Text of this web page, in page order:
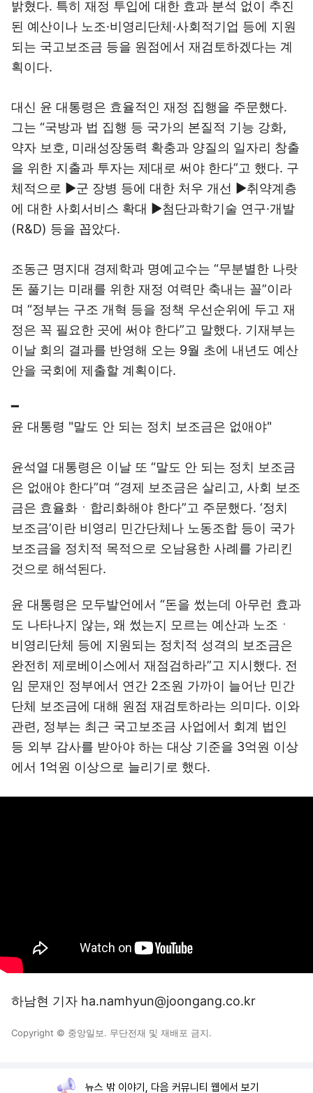
밝혔다. 특히 재정 투입에 대한 효과 분석 없이 추진
된 예산이나 노조·비영리단체·사회적기업 등에 지원
되는 국고보조금 등을 원점에서 재검토하겠다는 계
획이다.
대신 윤 대통령은 효율적인 재정 집행을 주문했다.
그는 “국방과 법 집행 등 국가의 본질적 기능 강화,
약자 보호, 미래성장동력 확충과 양질의 일자리 창출
을 위한 지출과 투자는 제대로 써야 한다”고 했다. 구
체적으로 ▶군 장병 등에 대한 처우 개선 ▶취약계층
에 대한 사회서비스 확대 ▶첨단과학기술 연구·개발
(R&D) 등을 꼽았다.
조동근 명지대 경제학과 명예교수는 “무분별한 나랏
돈 풀기는 미래를 위한 재정 여력만 축내는 꼴”이라
며 “정부는 구조 개혁 등을 정책 우선순위에 두고 재
정은 꼭 필요한 곳에 써야 한다”고 말했다. 기재부는
이날 회의 결과를 반영해 오는 9월 초에 내년도 예산
안을 국회에 제출할 계획이다.
━
윤 대통령 "말도 안 되는 정치 보조금은 없애야"
윤석열 대통령은 이날 또 “말도 안 되는 정치 보조금
은 없애야 한다”며 “경제 보조금은 살리고, 사회 보조
금은 효율화ㆍ합리화해야 한다”고 주문했다. ‘정치
보조금’이란 비영리 민간단체나 노동조합 등이 국가
보조금을 정치적 목적으로 오남용한 사례를 가리킨
것으로 해석된다.
윤 대통령은 모두발언에서 “돈을 썼는데 아무런 효과
도 나타나지 않는, 왜 썼는지 모르는 예산과 노조ㆍ
비영리단체 등에 지원되는 정치적 성격의 보조금은
완전히 제로베이스에서 재점검하라”고 지시했다. 전
임 문재인 정부에서 연간 2조원 가까이 늘어난 민간
단체 보조금에 대해 원점 재검토하라는 의미다. 이와
관련, 정부는 최근 국고보조금 사업에서 회계 법인
등 외부 감사를 받아야 하는 대상 기준을 3억원 이상
에서 1억원 이상으로 늘리기로 했다.
하남현 기자 ha.namhyun@joongang.co.kr
Copyright © 중앙일보. 무단전재 및 재배포 금지.
뉴스 밖 이야기, 다음 커뮤니티 웹에서 보기